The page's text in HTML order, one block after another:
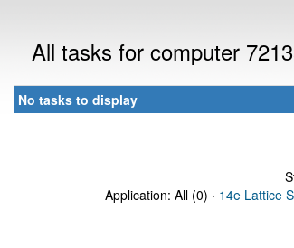
All tasks for computer
No tasks to display
Application: All (0) · 14e Lattice